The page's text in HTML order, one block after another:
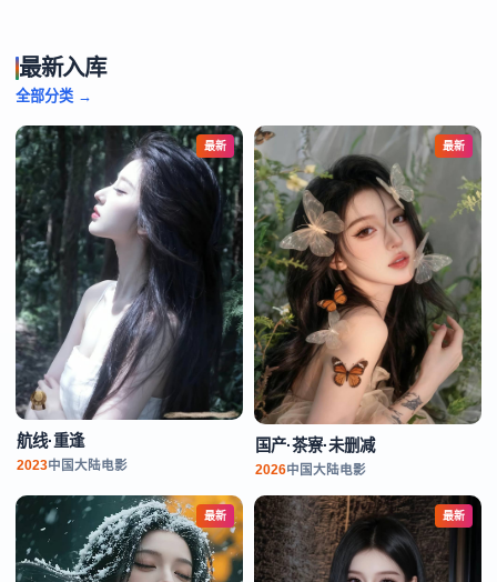
最新入库
全部分类 →
最新
航线·重逢
2023中国大陆电影
最新
国产·茶寮·未删减
2026中国大陆电影
最新 最新